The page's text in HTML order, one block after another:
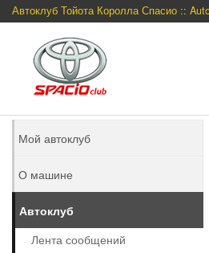
Автоклуб Тойота Королла Спасио ::
Мой автоклуб
О машине
Автоклуб
Лента сообщений